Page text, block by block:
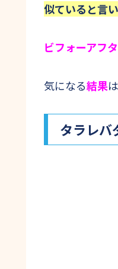
似ていると言
ビフォーアフ
気になる結果
タラレバ